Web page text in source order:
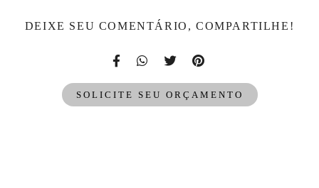
DEIXE SEU COMENTÁRIO, COMPARTILHE!
SOLICITE SEU ORÇAMENTO